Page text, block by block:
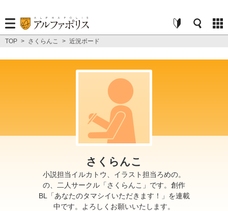
TOP > さくらんこ > 近況ボード
さくらんこ
小説担当イルカトウ、イラスト担当ろめの。
の、二人サークル「さくらんこ」です。創作
BL「あなたのタマシイいただきます！」を連載
中です。よろしくお願いいたします。